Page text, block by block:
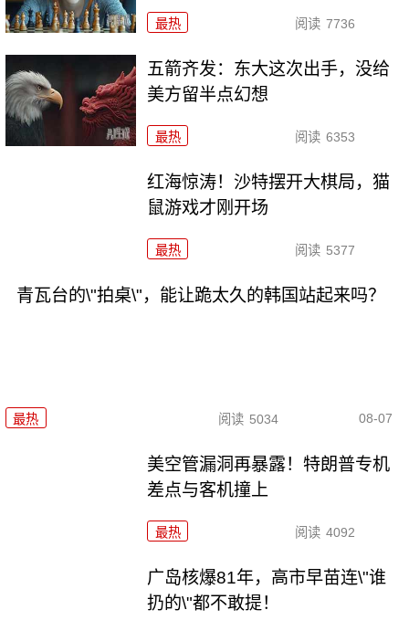
最热 阅读 7736
五箭齐发：东大这次出手，没给
美方留半点幻想
最热 阅读 6353
红海惊涛！沙特摆开大棋局，猫
鼠游戏才刚开场
最热 阅读 5377
青瓦台的\"拍桌\"，能让跪太久的韩国站起来吗？
最热 阅读 5034 08-07
美空管漏洞再暴露！特朗普专机
差点与客机撞上
最热 阅读 4092
广岛核爆81年，高市早苗连\"谁
扔的\"都不敢提！